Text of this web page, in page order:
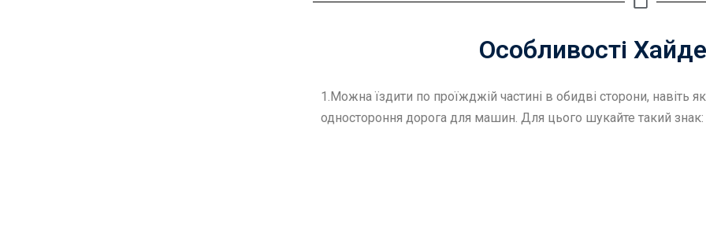
Особливості
1.Можна їздити по проїжджій частині в обидві сторони, навіть
одностороння дорога для машин. Для цього шукайте такий знак: